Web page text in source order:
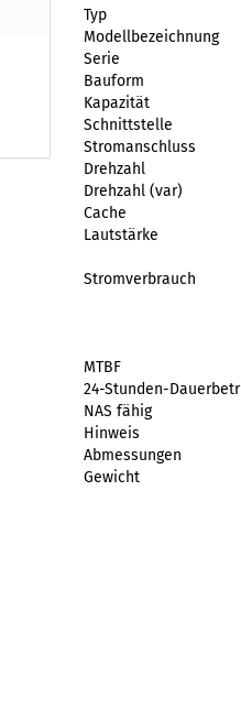
Typ
Modellbezeichnung
Serie
Bauform
Kapazität
Schnittstelle
Stromanschluss
Drehzahl
Drehzahl (var)
Cache
Lautstärke
Stromverbrauch
MTBF
24-Stunden-
NAS fähig
Hinweis
Abmessungen
Gewicht